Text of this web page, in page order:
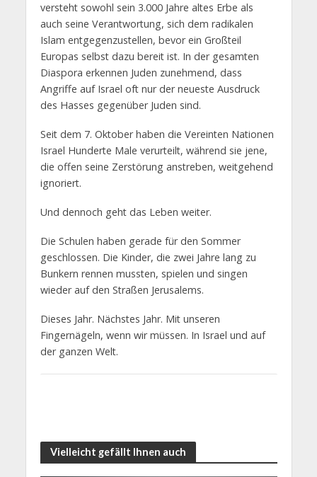
versteht sowohl sein 3.000 Jahre altes Erbe als
auch seine Verantwortung, sich dem radikalen
Islam entgegenzustellen, bevor ein Großteil
Europas selbst dazu bereit ist. In der gesamten
Diaspora erkennen Juden zunehmend, dass
Angriffe auf Israel oft nur der neueste Ausdruck
des Hasses gegenüber Juden sind.
Seit dem 7. Oktober haben die Vereinten Nationen
Israel Hunderte Male verurteilt, während sie jene,
die offen seine Zerstörung anstreben, weitgehend
ignoriert.
Und dennoch geht das Leben weiter.
Die Schulen haben gerade für den Sommer
geschlossen. Die Kinder, die zwei Jahre lang zu
Bunkern rennen mussten, spielen und singen
wieder auf den Straßen Jerusalems.
Dieses Jahr. Nächstes Jahr. Mit unseren
Fingernägeln, wenn wir müssen. In Israel und auf
der ganzen Welt.
Vielleicht gefällt Ihnen auch